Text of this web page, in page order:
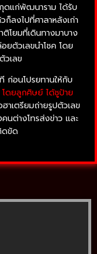
ดแก่พัฒนาราม ได้รับ
ลงไปที่ศาลาหลังเก่า
โยมที่เดินทางมาบาง
ยตัวเลขนำโชค โดย
วเลข
ก่อนโปรยทานให้กับ
โดยลูกศิษย์ ได้ชูป้าย
าเตรียมถ่ายรูปตัวเลข
นต่างโทรส่งข่าว และ
ดขัด